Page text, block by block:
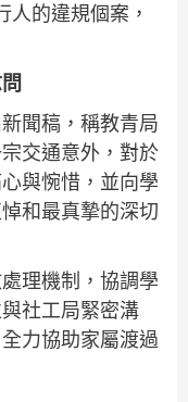
人的違規個案，
聞稿，稱教青局
交通意外，對於
與惋惜，並向學
和最真摯的深切
理機制，協調學
社工局緊密溝
力協助家屬渡過